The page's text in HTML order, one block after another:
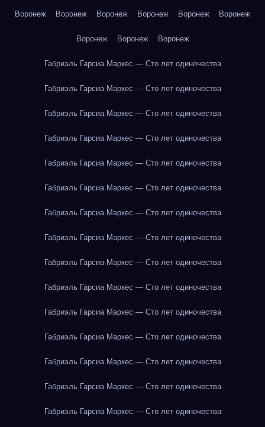
Воронеж Воронеж Воронеж Воронеж Воронеж Воронеж
Воронеж Воронеж Воронеж
Габриэль Гарсиа Маркес — Сто лет одиночества
Габриэль Гарсиа Маркес — Сто лет одиночества
Габриэль Гарсиа Маркес — Сто лет одиночества
Габриэль Гарсиа Маркес — Сто лет одиночества
Габриэль Гарсиа Маркес — Сто лет одиночества
Габриэль Гарсиа Маркес — Сто лет одиночества
Габриэль Гарсиа Маркес — Сто лет одиночества
Габриэль Гарсиа Маркес — Сто лет одиночества
Габриэль Гарсиа Маркес — Сто лет одиночества
Габриэль Гарсиа Маркес — Сто лет одиночества
Габриэль Гарсиа Маркес — Сто лет одиночества
Габриэль Гарсиа Маркес — Сто лет одиночества
Габриэль Гарсиа Маркес — Сто лет одиночества
Габриэль Гарсиа Маркес — Сто лет одиночества
Габриэль Гарсиа Маркес — Сто лет одиночества